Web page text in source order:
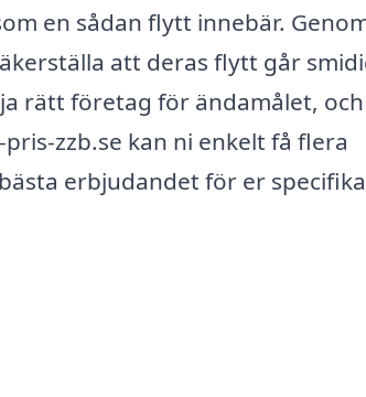
en sådan flytt innebär.
att deras flytt går
rätt företag för ändamålet, och
zzb.se kan ni enkelt få flera
erbjudandet för er specifika